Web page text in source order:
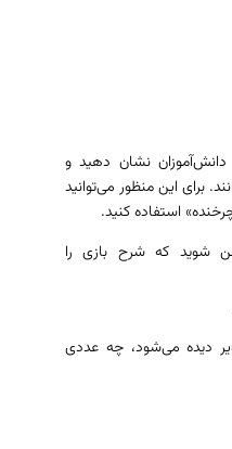
نشان دهید و
برای این منظور می‌توانید
استفاده کنید.
شوید که شرح بازی را
دیده می‌شود، چه عددی